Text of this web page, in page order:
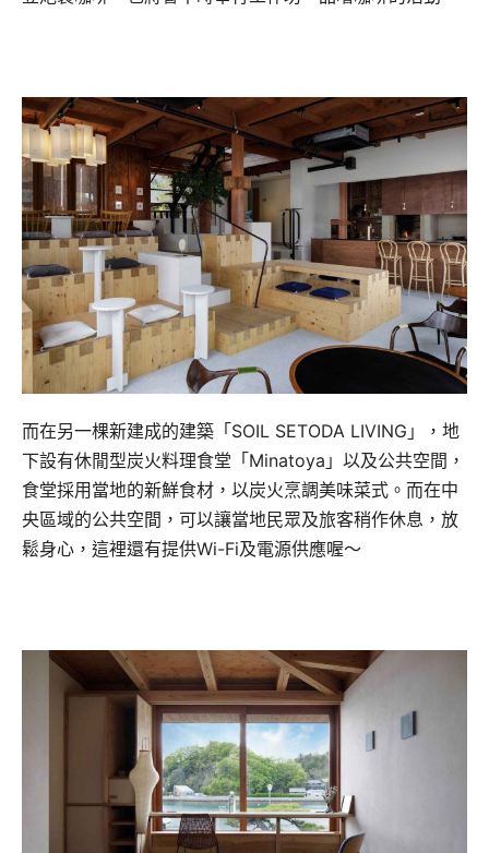
而在另一棵新建成的建築「SOIL SETODA LIVING」，地
下設有休閒型炭火料理食堂「Minatoya」以及公共空間，
食堂採用當地的新鮮食材，以炭火烹調美味菜式。而在中
央區域的公共空間，可以讓當地民眾及旅客稍作休息，放
鬆身心，這裡還有提供Wi-Fi及電源供應喔～